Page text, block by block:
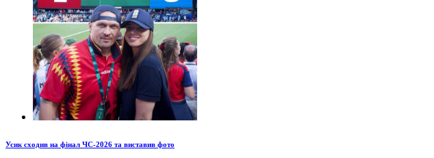
Усик сходив на фінал ЧС-2026 та виставив фото